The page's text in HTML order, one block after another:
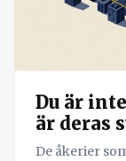
Du är
är deras
De åkerier